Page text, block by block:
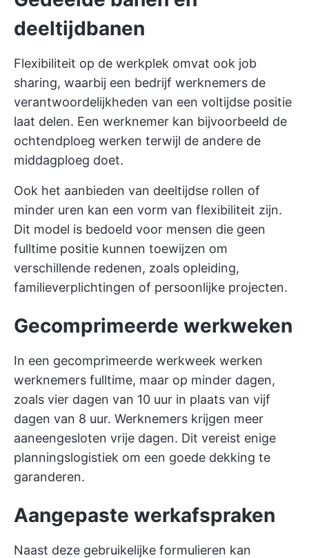
deeltijdbanen
Flexibiliteit op de werkplek omvat ook job
sharing, waarbij een bedrijf werknemers de
verantwoordelijkheden van een voltijdse positie
laat delen. Een werknemer kan bijvoorbeeld de
ochtendploeg werken terwijl de andere de
middagploeg doet.
Ook het aanbieden van deeltijdse rollen of
minder uren kan een vorm van flexibiliteit zijn.
Dit model is bedoeld voor mensen die geen
fulltime positie kunnen toewijzen om
verschillende redenen, zoals opleiding,
familieverplichtingen of persoonlijke projecten.
Gecomprimeerde werkweken
In een gecomprimeerde werkweek werken
werknemers fulltime, maar op minder dagen,
zoals vier dagen van 10 uur in plaats van vijf
dagen van 8 uur. Werknemers krijgen meer
aaneengesloten vrije dagen. Dit vereist enige
planningslogistiek om een goede dekking te
garanderen.
Aangepaste werkafspraken
Naast deze gebruikelijke formulieren kan